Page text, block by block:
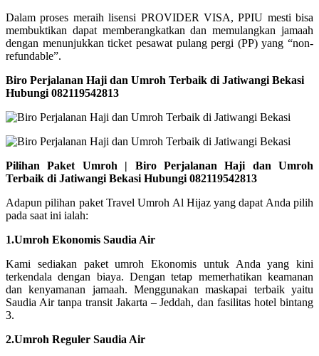
Dalam proses meraih lisensi PROVIDER VISA, PPIU mesti bisa
membuktikan dapat memberangkatkan dan memulangkan jamaah
dengan menunjukkan ticket pesawat pulang pergi (PP) yang “non-
refundable”.
Biro Perjalanan Haji dan Umroh Terbaik di Jatiwangi Bekasi
Hubungi 082119542813
Pilihan Paket Umroh | Biro Perjalanan Haji dan Umroh
Terbaik di Jatiwangi Bekasi Hubungi 082119542813
Adapun pilihan paket Travel Umroh Al Hijaz yang dapat Anda pilih
pada saat ini ialah:
1.Umroh Ekonomis Saudia Air
Kami sediakan paket umroh Ekonomis untuk Anda yang kini
terkendala dengan biaya. Dengan tetap memerhatikan keamanan
dan kenyamanan jamaah. Menggunakan maskapai terbaik yaitu
Saudia Air tanpa transit Jakarta – Jeddah, dan fasilitas hotel bintang
3.
2.Umroh Reguler Saudia Air